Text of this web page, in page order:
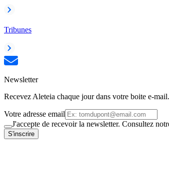
Tribunes
Newsletter
Recevez Aleteia chaque jour dans votre boite e-mail.
Votre adresse email
J'accepte de recevoir la newsletter. Consultez
S'inscrire